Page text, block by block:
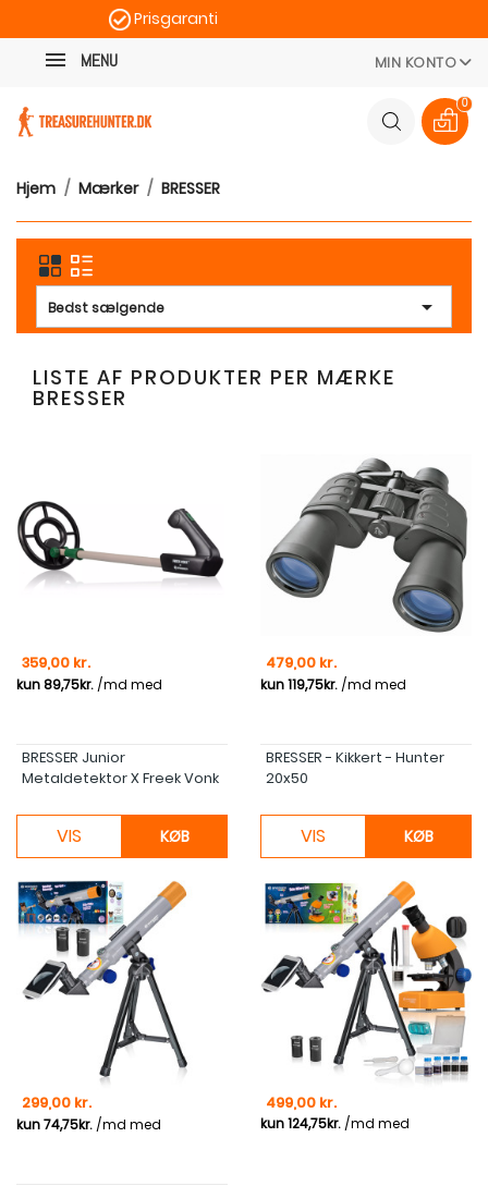
Prisgaranti
MENU MIN KONTO
0
Hjem Mærker BRESSER
Bedst sælgende 
LISTE AF PRODUKTER PER MÆRKE
BRESSER
Pris
359,00 kr.
BRESSER Junior
Metaldetektor X Freek Vonk
VIS KØB
Pris
479,00 kr.
BRESSER - Kikkert - Hunter
20x50
VIS KØB
Pris
299,00 kr. Pris
499,00 kr.